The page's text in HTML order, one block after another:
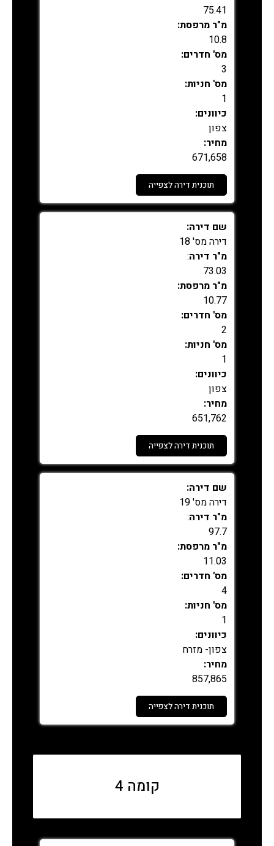
75.41
מ"ר מרפסת:
10.8
מס' חדרים:
3
מס' חניות:
1
כיוונים:
צפון
מחיר:
671,658
תוכנית דירה לצפייה
נמכר
שם דירה:
דירה מס' 18
מ"ר דירה:
73.03
מ"ר מרפסת:
10.77
מס' חדרים:
2
מס' חניות:
1
כיוונים:
צפון
מחיר:
651,762
תוכנית דירה לצפייה
נמכר
שם דירה:
דירה מס' 19
מ"ר דירה:
97.7
מ"ר מרפסת:
11.03
מס' חדרים:
4
מס' חניות:
1
כיוונים:
צפון- מזרח
מחיר:
857,865
תוכנית דירה לצפייה
נמכר
קומה 4